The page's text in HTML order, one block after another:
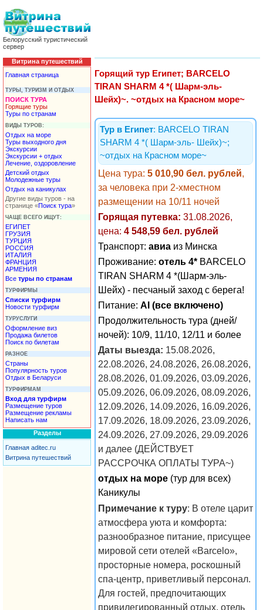
Белорусский туристический
сервер
Витрина путешествий
Главная страница
ТУРЫ, ТУРИЗМ И ОТДЫХ
ПОИСК ТУРА
Горящие туры
Туры по странам
ВИДЫ ТУРОВ:
Отдых на море
Туры выходного дня
Экскурсии
Экскурсии + отдых
Лечение, оздоровление
Детский отдых
Молодежные туры
Отдых на каникулах
Другие виды туров - на
странице «Поиск тура»
ЧАЩЕ ВСЕГО ИЩУТ:
ЕГИПЕТ
ГРУЗИЯ
ТУРЦИЯ
РОССИЯ
ИТАЛИЯ
ФРАНЦИЯ
АРМЕНИЯ
Все туры по странам
ТУРФИРМЫ
Списки турфирм
Новости турфирм
ТУРУСЛУГИ
Оформление виз
Продажа билетов
Поиск по билетам
РАЗНОЕ
Страны
Популярность туров
Отдых в Беларуси
ТУРФИРМАМ
Вход для турфирм
Размещение туров
Размещение рекламы
Написать нам
Разделы
Главная aditec.ru
Витрина путешествий
Горящий тур Египет; BARCELO
TIRAN SHARM 4 *( Шарм-эль-
Шейх)~. ~отдых на Красном море~
Тур в Египет: BARCELO TIRAN
SHARM 4 *( Шарм-эль- Шейх)~;
~отдых на Красном море~
Цена тура: 5 010,90 бел. рублей,
за человека при 2-хместном
размещении на 10/11 ночей
Горящая путевка: 31.08.2026,
цена: 4 548,59 бел. рублей
Транспорт: авиа из Минска
Проживание: отель 4* BARCELO
TIRAN SHARM 4 *(Шарм-эль-
Шейх) - песчаный заход с берега!
Питание: AI (все включено)
Продолжительность тура (дней/
ночей): 10/9, 11/10, 12/11 и более
Даты выезда: 15.08.2026,
22.08.2026, 24.08.2026, 26.08.2026,
28.08.2026, 01.09.2026, 03.09.2026,
05.09.2026, 06.09.2026, 08.09.2026,
12.09.2026, 14.09.2026, 16.09.2026,
17.09.2026, 18.09.2026, 23.09.2026,
24.09.2026, 27.09.2026, 29.09.2026
и далее (ДЕЙСТВУЕТ
РАССРОЧКА ОПЛАТЫ ТУРА~)
отдых на море (тур для всех)
Каникулы
Примечание к туру: В отеле царит
атмосфера уюта и комфорта:
разнообразное питание, присущее
мировой сети отелей «Barcelo»,
просторные номера, роскошный
спа-центр, приветливый персонал.
Для гостей, предпочитающих
привилегированный отдых, отель